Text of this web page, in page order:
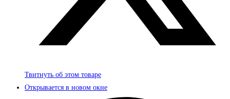
Твитнуть об этом товаре
Открывается в новом окне